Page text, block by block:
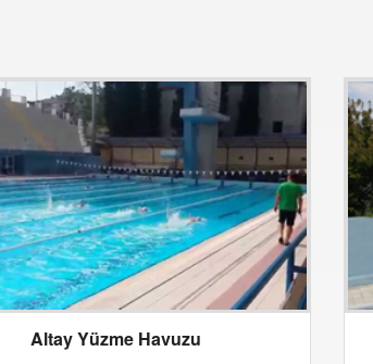
Altay Yüzme Havuzu